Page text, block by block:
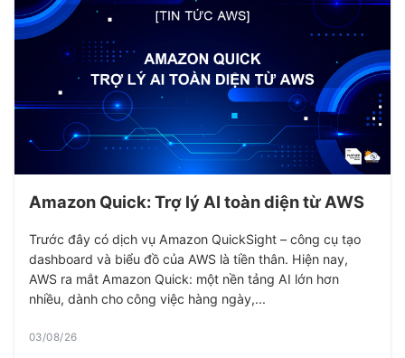
Amazon Quick: Trợ lý AI toàn diện từ AWS
Trước đây có dịch vụ Amazon QuickSight – công cụ tạo
dashboard và biểu đồ của AWS là tiền thân. Hiện nay,
AWS ra mắt Amazon Quick: một nền tảng AI lớn hơn
nhiều, dành cho công việc hàng ngày,...
03/08/26